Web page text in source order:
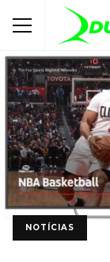
NOTÍCIAS